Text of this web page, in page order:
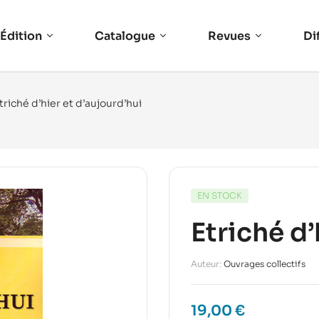
Catalogue Revues
d’hier et d’aujourd’hui
EN STOCK
Etriché
Auteur: Ouvrages collectifs
19,00 €